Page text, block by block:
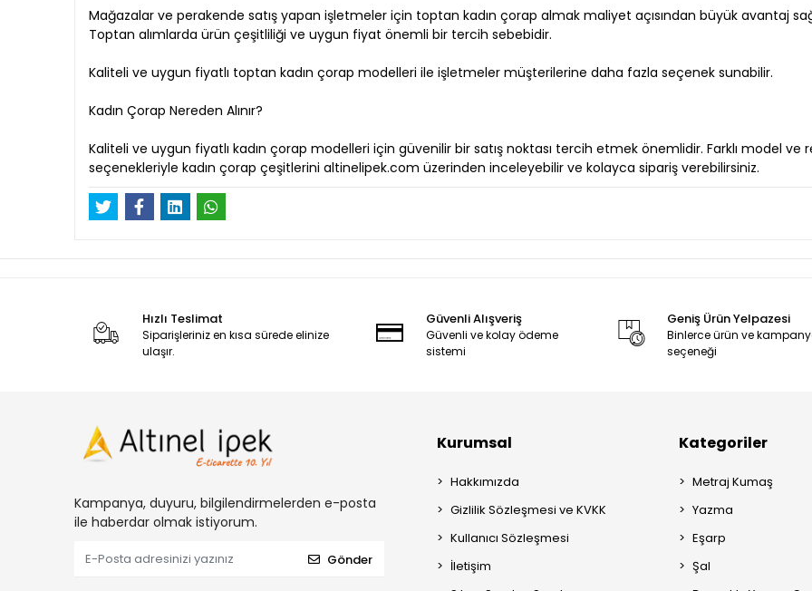
Mağazalar ve perakende satış yapan işletmeler için toptan kadın çorap almak maliyet açısından büyük avantaj
Toptan alımlarda ürün çeşitliliği ve uygun fiyat önemli bir tercih sebebidir.
Kaliteli ve uygun fiyatlı toptan kadın çorap modelleri ile işletmeler müşterilerine daha fazla seçenek sunabilir.
Kadın Çorap Nereden Alınır?
Kaliteli ve uygun fiyatlı kadın çorap modelleri için güvenilir bir satış noktası tercih etmek önemlidir. Farklı model ve
seçenekleriyle kadın çorap çeşitlerini altinelipek.com üzerinden inceleyebilir ve kolayca sipariş verebilirsiniz.
Hızlı Teslimat
Siparişleriniz en kısa sürede elinize
ulaşır.
Güvenli Alışveriş
Güvenli ve kolay ödeme
sistemi
Geniş Ürün Yelpazesi
Binlerce ürün ve
seçeneği
Kampanya, duyuru, bilgilendirmelerden e-posta
ile haberdar olmak istiyorum.
Gönder
Kurumsal
Hakkımızda
Gizlilik Sözleşmesi ve KVKK
Kullanıcı Sözleşmesi
İletişim
Kategoriler
Metraj Kumaş
Yazma
Eşarp
Şal